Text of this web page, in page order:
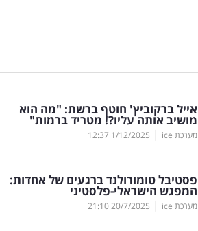
אייל ברקוביץ' חוטף ברשת: "מה הוא
מושיב אותה עליו?! מטריד ברמות"
מערכת ice |
1/12/2025
12:37
פסטיבל טומורולנד ברגעים של אחדות:
המפגש הישראלי-פלסטיני
מערכת ice |
20/7/2025
21:10